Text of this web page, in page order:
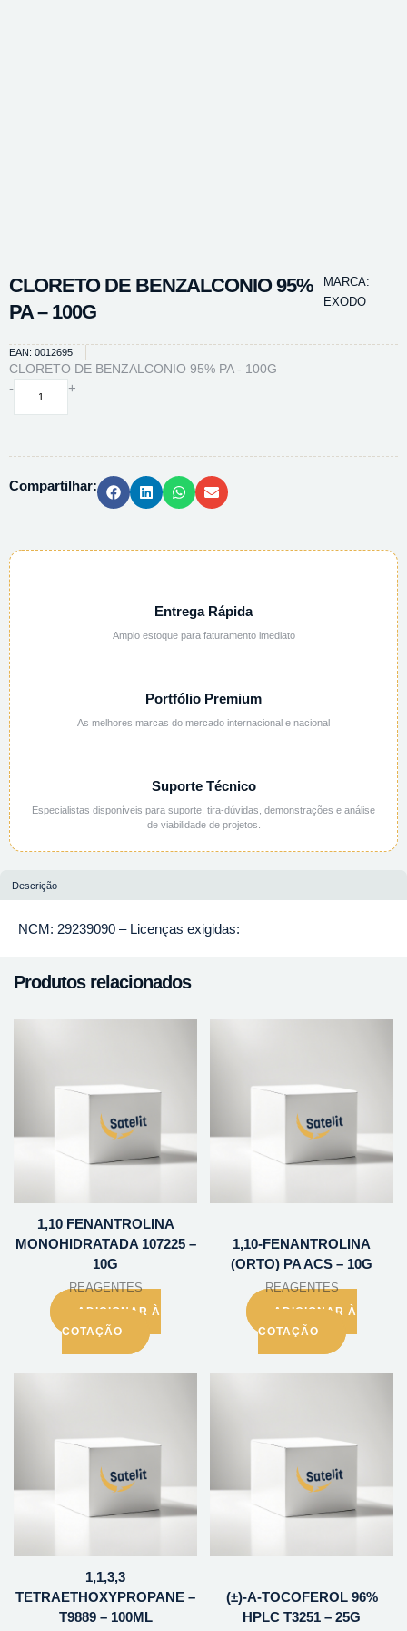
CLORETO DE BENZALCONIO 95%
PA – 100G
MARCA:
EXODO
EAN: 0012695
CLORETO DE BENZALCONIO 95% PA - 100G
-
CLORETO
-
+
Compartilhar:
Entrega Rápida
Amplo estoque para faturamento imediato
Portfólio Premium
As melhores marcas do mercado internacional e nacional
Suporte Técnico
Especialistas disponíveis para suporte, tira-dúvidas, demonstrações e análise
de viabilidade de projetos.
Descrição
NCM: 29239090 – Licenças exigidas:
Produtos relacionados
1,10 FENANTROLINA
MONOHIDRATADA 107225 –
10G
REAGENTES
ADICIONAR À
COTAÇÃO
1,10-FENANTROLINA
(ORTO) PA ACS – 10G
REAGENTES
ADICIONAR À
COTAÇÃO
1,1,3,3
TETRAETHOXYPROPANE –
T9889 – 100ML
(±)-A-TOCOFEROL 96%
HPLC T3251 – 25G